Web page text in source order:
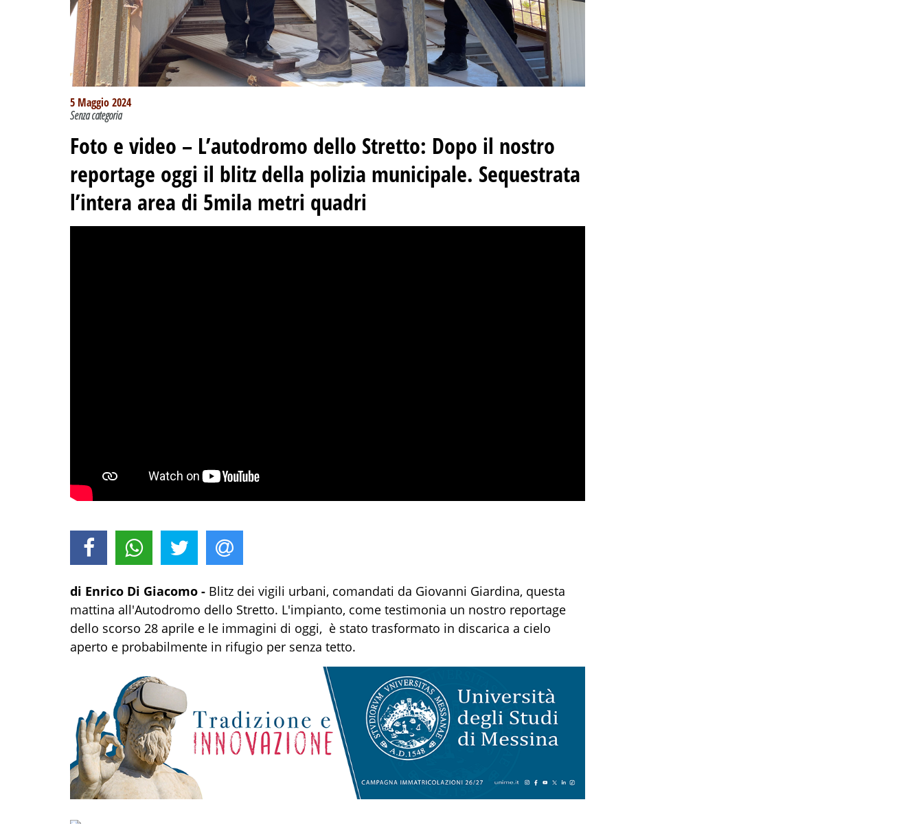
5 Maggio 2024
Senza categoria
Foto e video – L’autodromo dello Stretto: Dopo il nostro
reportage oggi il blitz della polizia municipale. Sequestrata
l’intera area di 5mila metri quadri
di Enrico Di Giacomo - Blitz dei vigili urbani, comandati da Giovanni Giardina, questa
mattina all'Autodromo dello Stretto. L'impianto, come testimonia un nostro reportage
dello scorso 28 aprile e le immagini di oggi, è stato trasformato in discarica a cielo
aperto e probabilmente in rifugio per senza tetto.